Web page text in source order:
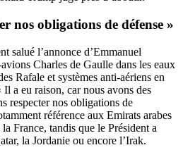
nos obligations de défense »
salué l’annonce d’Emmanuel
Charles de Gaulle dans les eaux
Rafale et systèmes anti-aériens en
a eu raison, car nous avons des
respecter nos obligations de
référence aux Emirats arabes
France, tandis que le Président a
la Jordanie ou encore l’Irak.